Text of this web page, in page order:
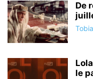
De
le